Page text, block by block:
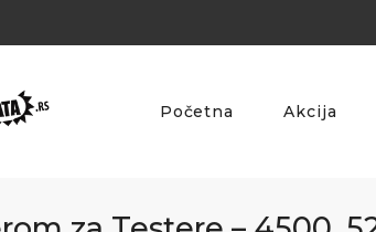
Početna Akcija